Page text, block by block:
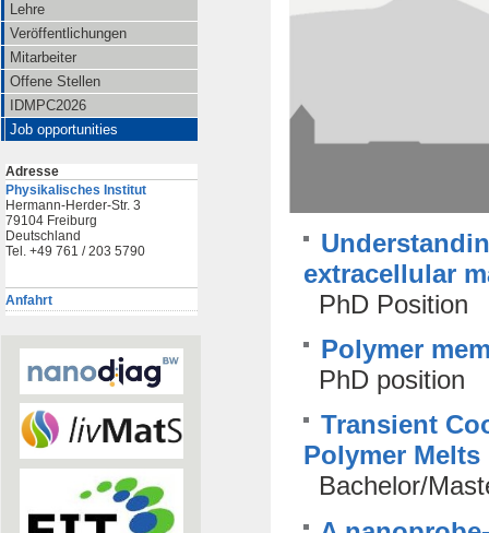
Lehre
Veröffentlichungen
Mitarbeiter
Offene Stellen
IDMPC2026
Job opportunities
Adresse
Physikalisches Institut
Hermann-Herder-Str. 3
79104 Freiburg
Deutschland
Tel. +49 761 / 203 5790
Anfahrt
extracellular
PhD Position
Polymer
PhD position
Transient
Polymer Melts
Bachelor/